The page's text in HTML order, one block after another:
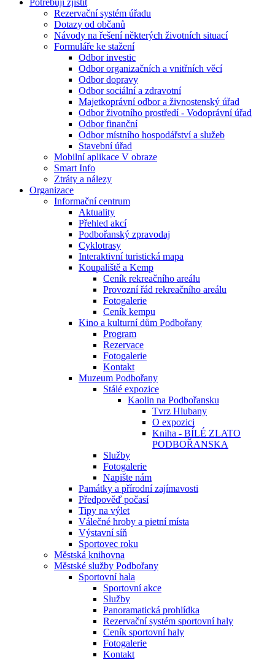
Potřebuji zjistit
Rezervační systém úřadu
Dotazy od občanů
Návody na řešení některých životních situací
Formuláře ke stažení
Odbor investic
Odbor organizačních a vnitřních věcí
Odbor dopravy
Odbor sociální a zdravotní
Majetkoprávní odbor a živnostenský úřad
Odbor životního prostředí - Vodoprávní úřad
Odbor finanční
Odbor místního hospodářství a služeb
Stavební úřad
Mobilní aplikace V obraze
Smart Info
Ztráty a nálezy
Organizace
Informační centrum
Aktuality
Přehled akcí
Podbořanský zpravodaj
Cyklotrasy
Interaktivní turistická mapa
Koupaliště a Kemp
Ceník rekreačního areálu
Provozní řád rekreačního areálu
Fotogalerie
Ceník kempu
Kino a kulturní dům Podbořany
Program
Rezervace
Fotogalerie
Kontakt
Muzeum Podbořany
Stálé expozice
Kaolin na Podbořansku
Tvrz Hlubany
O expozici
Kniha - BÍLÉ ZLATO
PODBOŘANSKA
Služby
Fotogalerie
Napište nám
Památky a přírodní zajímavosti
Předpověď počasí
Tipy na výlet
Válečné hroby a pietní místa
Výstavní síň
Sportovec roku
Městská knihovna
Městské služby Podbořany
Sportovní hala
Sportovní akce
Služby
Panoramatická prohlídka
Rezervační systém sportovní haly
Ceník sportovní haly
Fotogalerie
Kontakt